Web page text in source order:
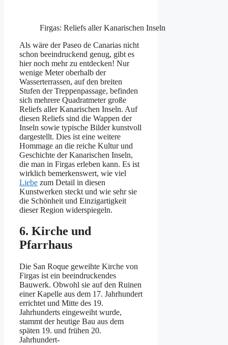
Firgas: Reliefs aller Kanarischen Inseln
Als wäre der Paseo de Canarias nicht
schon beeindruckend genug, gibt es
hier noch mehr zu entdecken! Nur
wenige Meter oberhalb der
Wasserterrassen, auf den breiten
Stufen der Treppenpassage, befinden
sich mehrere Quadratmeter große
Reliefs aller Kanarischen Inseln. Auf
diesen Reliefs sind die Wappen der
Inseln sowie typische Bilder kunstvoll
dargestellt. Dies ist eine weitere
Hommage an die reiche Kultur und
Geschichte der Kanarischen Inseln,
die man in Firgas erleben kann. Es ist
wirklich bemerkenswert, wie viel
Liebe zum Detail in diesen
Kunstwerken steckt und wie sehr sie
die Schönheit und Einzigartigkeit
dieser Region widerspiegeln.
6. Kirche und
Pfarrhaus
Die San Roque geweihte Kirche von
Firgas ist ein beeindruckendes
Bauwerk. Obwohl sie auf den Ruinen
einer Kapelle aus dem 17. Jahrhundert
errichtet und Mitte des 19.
Jahrhunderts eingeweiht wurde,
stammt der heutige Bau aus dem
späten 19. und frühen 20.
Jahrhundert-